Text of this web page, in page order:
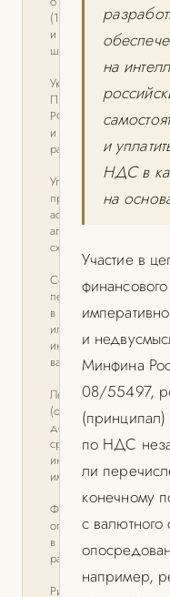
(173-ФЗ)
и риски
штрафов
Указ
Президента
РФ № 95
и скрытые
расчеты с
Уголовно-
правовые
аспекты
агентских
схем
Совершение
перевода
в валюте РФ
или
иностранной
валюте на
Легализация
(отмывание)
денежных
средств или
иного
имущества
Финансовые
операции
в крупном
размере
Риски
на
и
НДС в
на
Участие в
и
Минфина
08/55497,
(принципал)
по НДС
ли
конечному
с валютного
например,